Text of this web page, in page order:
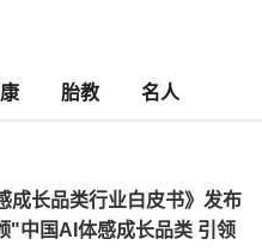
胎教 名人
长品类行业白皮书》发布
中国AI体感成长品类 引领